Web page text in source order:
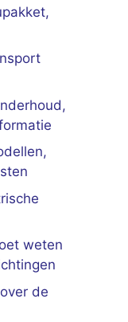
weten
de